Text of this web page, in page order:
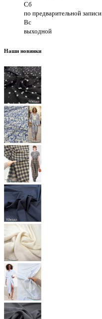
Сб
по предварительной записи
Вс
выходной
Наши новинки